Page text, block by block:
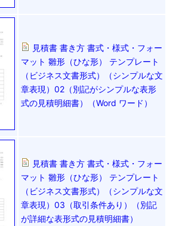
見積書 書き方 書式・様式・フォー
マット 雛形（ひな形） テンプレート
（ビジネス文書形式）（シンプルな文
章表現）02（別記がシンプルな表形
式の見積明細書）（Word ワード）
見積書 書き方 書式・様式・フォー
マット 雛形（ひな形） テンプレート
（ビジネス文書形式）（シンプルな文
章表現）03（取引条件あり）（別記
が詳細な表形式の見積明細書）